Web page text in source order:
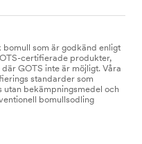
som är godkänd enligt
certifierade produkter,
GOTS inte är möjligt. Våra
standarder som
utan bekämpningsmedel och
bomullsodling